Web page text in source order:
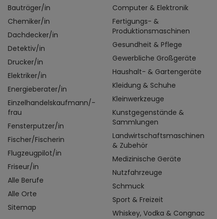
Bauträger/in
Chemiker/in
Dachdecker/in
Detektiv/in
Drucker/in
Elektriker/in
Energieberater/in
Einzelhandelskaufmann/-
frau
Fensterputzer/in
Fischer/Fischerin
Flugzeugpilot/in
Friseur/in
Alle Berufe
Alle Orte
Sitemap
Computer & Elektronik
Fertigungs- &
Produktionsmaschinen
Gesundheit & Pflege
Gewerbliche Großgeräte
Haushalt- & Gartengeräte
Kleidung & Schuhe
Kleinwerkzeuge
Kunstgegenstände &
Sammlungen
Landwirtschaftsmaschinen
& Zubehör
Medizinische Geräte
Nutzfahrzeuge
Schmuck
Sport & Freizeit
Whiskey, Vodka & Congnac